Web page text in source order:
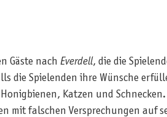
Gäste nach Everdell, die die
die Spielenden ihre Wünsche
Katzen und
mit falschen Versprechungen auf